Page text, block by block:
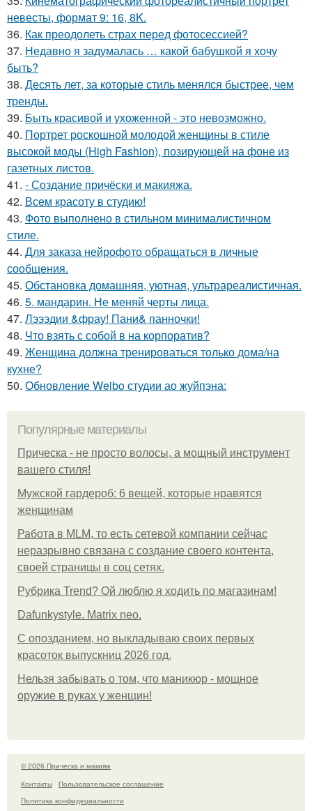
невесты, формат 9: 16, 8K.
36. Как преодолеть страх перед фотосессией?
37. Недавно я задумалась … какой бабушкой я хочу
быть?
38. Десять лет, за которые стиль менялся быстрее, чем
тренды.
39. Быть красивой и ухоженной - это невозможно.
40. Портрет роскошной молодой женщины в стиле
высокой моды (High Fashion), позирующей на фоне из
газетных листов.
41. - Создание причёски и макияжа.
42. Всем красоту в студию!
43. Фото выполнено в стильном минималистичном
стиле.
44. Для заказа нейрофото обращаться в личные
сообщения.
45. Обстановка домашняя, уютная, ультрареалистичная.
46. 5. мандарин. Не меняй черты лица.
47. Лэээдии &фрау! Пани& панночки!
48. Что взять с собой в на корпоратив?
49. Женщина должна тренироваться только дома/на
кухне?
50. Обновление Weibo студии ао жуйпэна:
Популярные материалы
Прическа - не просто волосы, а мощный инструмент
вашего стиля!
Мужской гардероб: 6 вещей, которые нравятся
женщинам
Работа в MLM, то есть сетевой компании сейчас
неразрывно связана с создание своего контента,
своей страницы в соц сетях.
Рубрика Trend? Ой люблю я ходить по магазинам!
Dafunkystyle. Matrix neo.
С опозданием, но выкладываю своих первых
красоток выпускниц 2026 год.
Нельзя забывать о том, что маникюр - мощное
оружие в руках у женщин!
© 2026 Прическа и макияж
Контакты
Пользовательское соглашение
Политика конфидециальности